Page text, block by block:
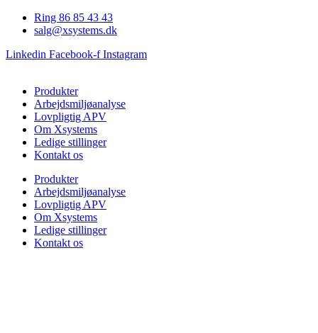
VidereRing 86 85 43 43
salg@xsystems.dk
Linkedin Facebook-f Instagram
Produkter
Arbejdsmiljøanalyse
Lovpligtig APV
Om Xsystems
Ledige stillinger
Kontakt os
Produkter
Arbejdsmiljøanalyse
Lovpligtig APV
Om Xsystems
Ledige stillinger
Kontakt os